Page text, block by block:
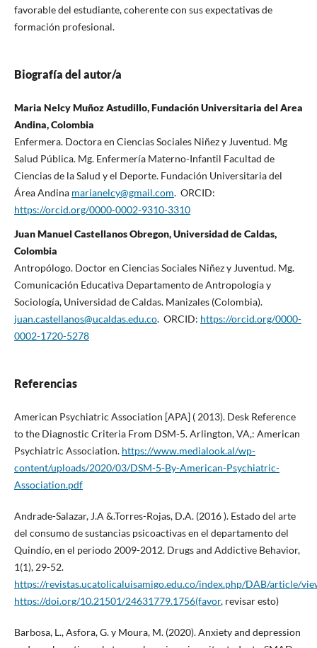
favorable del estudiante, coherente con sus expectativas de
formación profesional.
Biografía del autor/a
Maria Nelcy Muñoz Astudillo, Fundación Universitaria del Area
Andina, Colombia
Enfermera. Doctora en Ciencias Sociales Niñez y Juventud. Mg
Salud Pública. Mg. Enfermería Materno-Infantil Facultad de
Ciencias de la Salud y el Deporte. Fundación Universitaria del
Área Andina marianelcy@gmail.com. ORCID:
https://orcid.org/0000-0002-9310-3310
Juan Manuel Castellanos Obregon, Universidad de Caldas,
Colombia
Antropólogo. Doctor en Ciencias Sociales Niñez y Juventud. Mg.
Comunicación Educativa Departamento de Antropología y
Sociología, Universidad de Caldas. Manizales (Colombia).
juan.castellanos@ucaldas.edu.co. ORCID: https://orcid.org/0000-
0002-1720-5278
Referencias
American Psychiatric Association [APA] ( 2013). Desk Reference
to the Diagnostic Criteria From DSM-5. Arlington, VA,: American
Psychiatric Association. https://www.medialook.al/wp-
content/uploads/2020/03/DSM-5-By-American-Psychiatric-
Association.pdf
Andrade-Salazar, J.A &.Torres-Rojas, D.A. (2016 ). Estado del arte
del consumo de sustancias psicoactivas en el departamento del
Quindío, en el periodo 2009-2012. Drugs and Addictive Behavior,
1(1), 29-52.
https://revistas.ucatolicaluisamigo.edu.co/index.php/DAB/article/
https://doi.org/10.21501/24631779.1756(favor, revisar esto)
Barbosa, L., Asfora, G. y Moura, M. (2020). Anxiety and depression